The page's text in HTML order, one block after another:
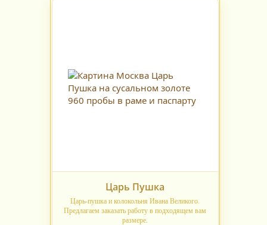
Царь Пушка
Царь-пушка и колокольня Ивана Великого.
Предлагаем заказать работу в подходящем вам
размере.